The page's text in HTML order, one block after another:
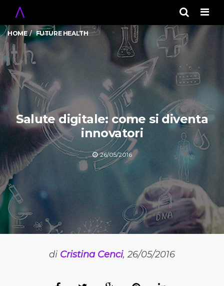
HOME FUTURE HEALTH
Salute digitale: come si diventa
innovatori
26/05/2016
di Cristina Cenci, 26/05/2016